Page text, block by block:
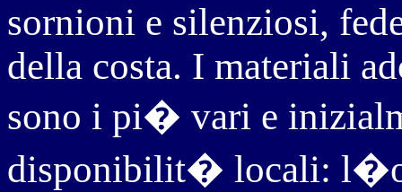
sornioni e silenziosi,
della costa. I materiali
sono i pi� vari e
disponibilit� locali: